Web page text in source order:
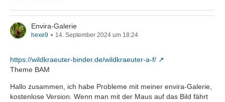
Envira-Galerie
hexe9 14. September 2024 um 18:24
https://wildkraeuter-binder.de/wildkraeuter-a-f/
Theme BAM
Hallo zusammen, ich habe Probleme mit meiner envira-Galerie,
kostenlose Version. Wenn man mit der Maus auf das Bild fährt